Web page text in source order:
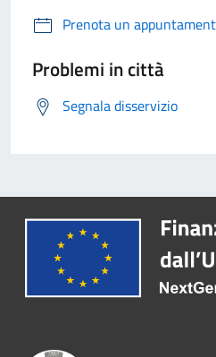
Prenota un
Problemi in città
Segnala disservizio